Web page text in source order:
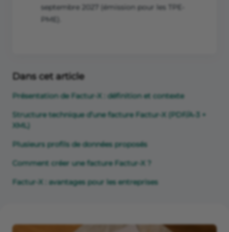
septembre 2027 (émission pour les TPE-
PME).
Dans cet article
Présentation de Factur-X : définition et contexte
Structure technique d’une facture Factur-X (PDF/A-3 +
XML)
Plusieurs profils de données proposés
Comment créer une facture Factur-X ?
Factur-X : avantages pour les entreprises